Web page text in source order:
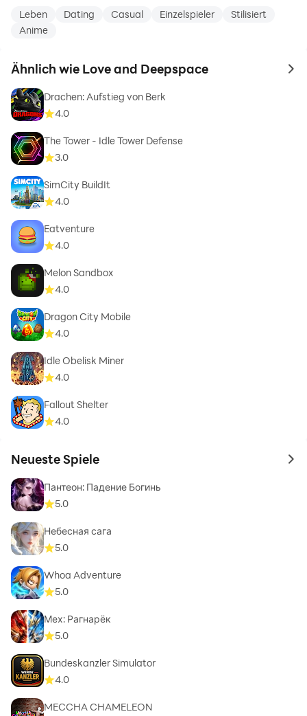
Leben Dating Casual Einzelspieler
Stilisiert
Anime
Ähnlich wie Love and Deepspace to
Drachen: Aufstieg von Berk
4.0
The Tower - Idle Tower Defense
3.0
SimCity BuildIt
4.0
Eatventure
4.0
Melon Sandbox
4.0
Dragon City Mobile
4.0
Idle Obelisk Miner
4.0
Fallout Shelter
4.0
Neueste Spiele to
Пантеон: Падение Богинь
5.0
Небесная сага
5.0
Whoa Adventure
5.0
Мех: Рагнарёк
5.0
Bundeskanzler Simulator
4.0
MECCHA CHAMELEON